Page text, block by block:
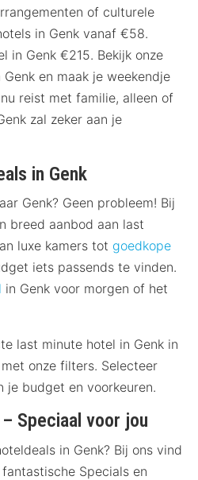
of culturele
in Genk vanaf €58.
in Genk €215. Bekijk onze
en maak je weekendje
reist met familie, alleen of
zal zeker aan je
in Genk
Genk? Geen probleem! Bij
breed aanbod aan last
luxe kamers tot goedkope
iets passends te vinden.
in Genk voor morgen of het
last minute hotel in Genk in
onze filters. Selecteer
je budget en voorkeuren.
Speciaal voor jou
in Genk? Bij ons vind
Specials en